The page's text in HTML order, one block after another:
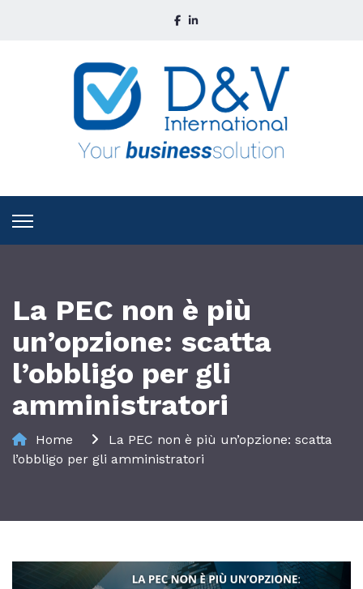
La PEC non è più
un’opzione: scatta
l’obbligo per gli
amministratori
Home
La PEC non è più un’opzione: scatta
l’obbligo per gli amministratori